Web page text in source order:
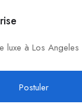
luxe à Los Angeles
Postuler